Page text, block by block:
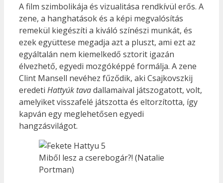
A film szimbolikája és vizualitása rendkívül erős. A
zene, a hanghatások és a képi megvalósítás
remekül kiegészíti a kiváló színészi munkát, és
ezek együttese megadja azt a pluszt, ami ezt az
egyáltalán nem kiemelkedő sztorit igazán
élvezhető, egyedi mozgóképpé formálja. A zene
Clint Mansell nevéhez fűződik, aki Csajkovszkij
eredeti Hattyúk tavadallamaival játszogatott, volt,
amelyiket visszafelé játszotta és eltorzította, így
kapván egy meglehetősen egyedi
hangzásvilágot.
Miből lesz a cserebogár?! (Natalie
Portman)